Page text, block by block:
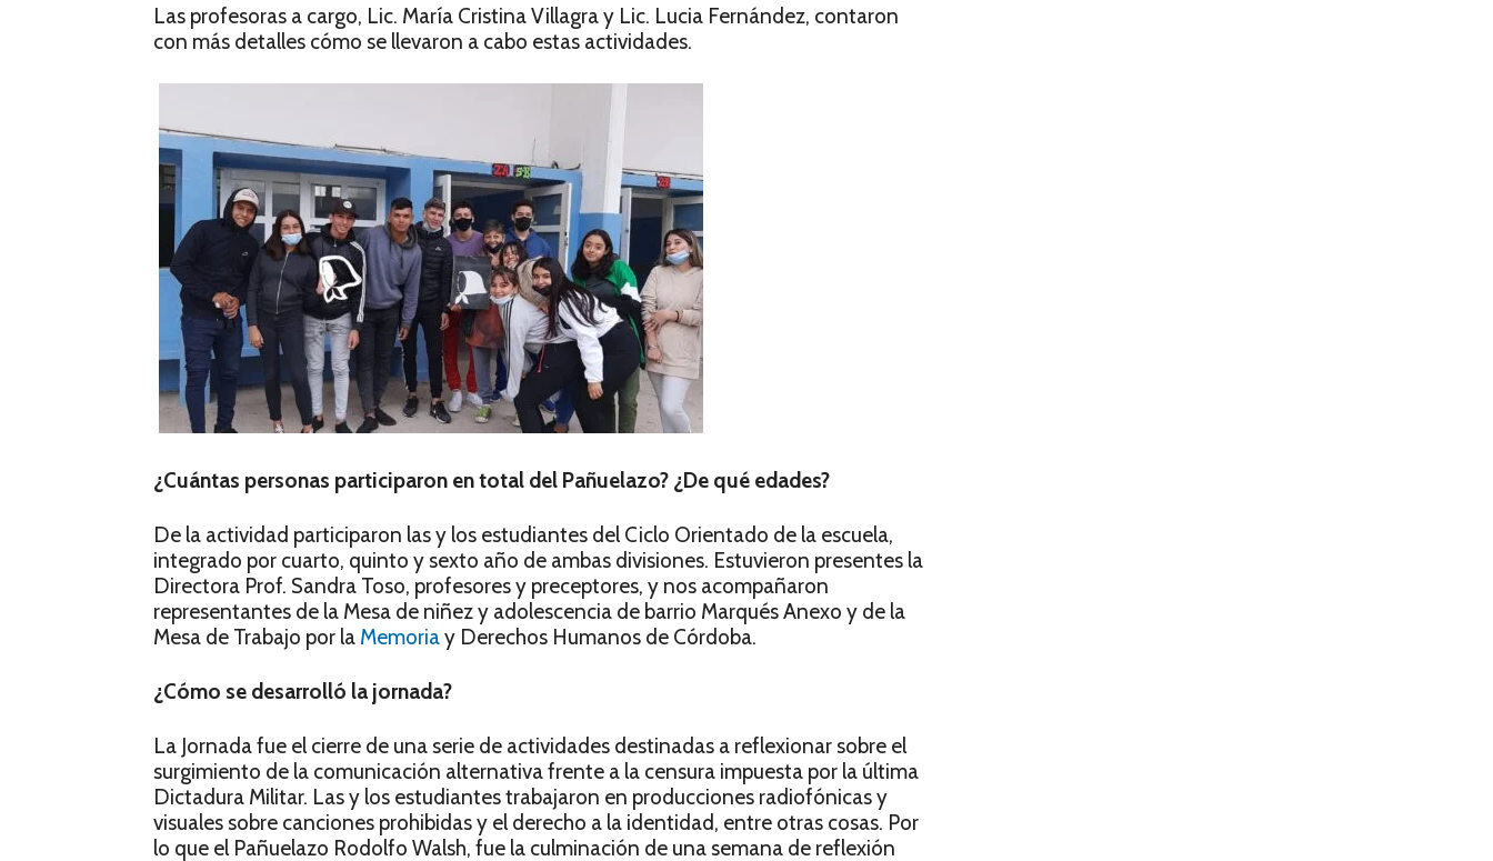
Las profesoras a cargo, Lic. María Cristina Villagra y Lic. Lucia Fernández, contaron
con más detalles cómo se llevaron a cabo estas actividades.
¿Cuántas personas participaron en total del Pañuelazo? ¿De qué edades?
De la actividad participaron las y los estudiantes del Ciclo Orientado de la escuela,
integrado por cuarto, quinto y sexto año de ambas divisiones. Estuvieron presentes la
Directora Prof. Sandra Toso, profesores y preceptores, y nos acompañaron
representantes de la Mesa de niñez y adolescencia de barrio Marqués Anexo y de la
Mesa de Trabajo por la Memoriay Derechos Humanos de Córdoba.
¿Cómo se desarrolló la jornada?
La Jornada fue el cierre de una serie de actividades destinadas a reflexionar sobre el
surgimiento de la comunicación alternativa frente a la censura impuesta por la última
Dictadura Militar. Las y los estudiantes trabajaron en producciones radiofónicas y
visuales sobre canciones prohibidas y el derecho a la identidad, entre otras cosas. Por
lo que el Pañuelazo Rodolfo Walsh, fue la culminación de una semana de reflexión